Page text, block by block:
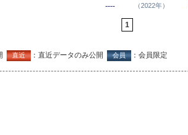
---- （2022年）
1
直近 ：直近データのみ公開 会員 ：会員限定